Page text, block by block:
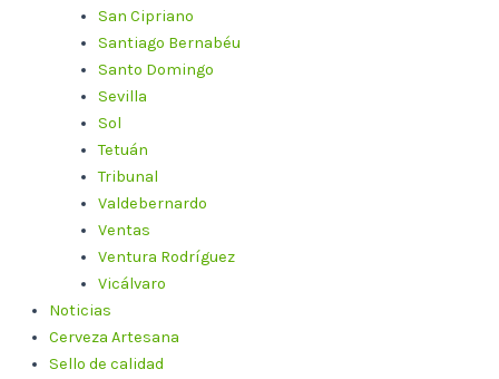
San Cipriano
Santiago Bernabéu
Santo Domingo
Sevilla
Sol
Tetuán
Tribunal
Valdebernardo
Ventas
Ventura Rodríguez
Vicálvaro
Noticias
Cerveza Artesana
Sello de calidad